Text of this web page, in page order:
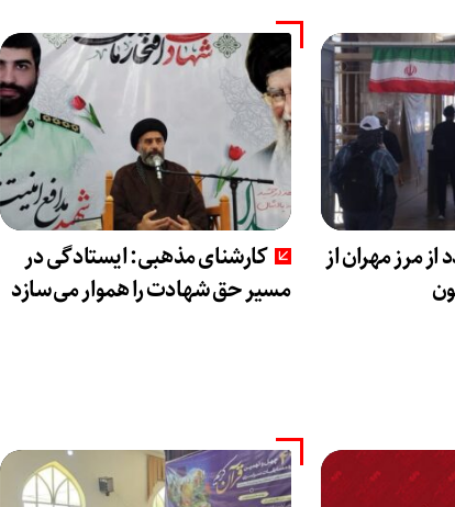
تردد از مرز مهران از
کارشنای مذهبی: ایستادگی در
مسیر حق شهادت را هموار می‌سازد